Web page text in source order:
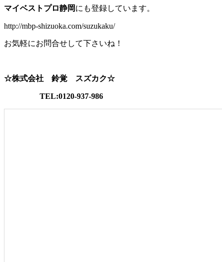
マイベストプロ静岡にも登録しています。
http://mbp-shizuoka.com/suzukaku/
お気軽にお問合せして下さいね！
☆株式会社 鈴覚 スズカク☆
TEL:0120-937-986